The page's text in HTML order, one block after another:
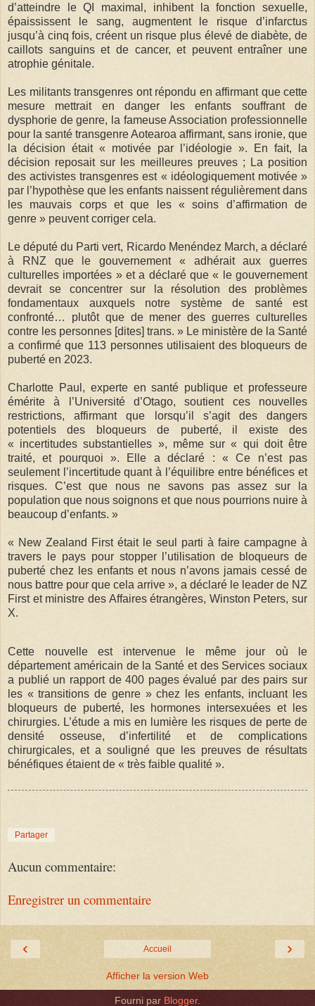
d’atteindre le QI maximal, inhibent la fonction sexuelle,
épaississent le sang, augmentent le risque d’infarctus
jusqu’à cinq fois, créent un risque plus élevé de diabète, de
caillots sanguins et de cancer, et peuvent entraîner une
atrophie génitale.
Les militants transgenres ont répondu en affirmant que cette
mesure mettrait en danger les enfants souffrant de
dysphorie de genre, la fameuse Association professionnelle
pour la santé transgenre Aotearoa affirmant, sans ironie, que
la décision était « motivée par l’idéologie ». En fait, la
décision reposait sur les meilleures preuves ; La position
des activistes transgenres est « idéologiquement motivée »
par l’hypothèse que les enfants naissent régulièrement dans
les mauvais corps et que les « soins d’affirmation de
genre » peuvent corriger cela.
Le député du Parti vert, Ricardo Menéndez March, a déclaré
à RNZ que le gouvernement « adhérait aux guerres
culturelles importées » et a déclaré que « le gouvernement
devrait se concentrer sur la résolution des problèmes
fondamentaux auxquels notre système de santé est
confronté… plutôt que de mener des guerres culturelles
contre les personnes [dites] trans. » Le ministère de la Santé
a confirmé que 113 personnes utilisaient des bloqueurs de
puberté en 2023.
Charlotte Paul, experte en santé publique et professeure
émérite à l’Université d’Otago, soutient ces nouvelles
restrictions, affirmant que lorsqu’il s’agit des dangers
potentiels des bloqueurs de puberté, il existe des
« incertitudes substantielles », même sur « qui doit être
traité, et pourquoi ». Elle a déclaré : « Ce n’est pas
seulement l’incertitude quant à l’équilibre entre bénéfices et
risques. C’est que nous ne savons pas assez sur la
population que nous soignons et que nous pourrions nuire à
beaucoup d’enfants. »
« New Zealand First était le seul parti à faire campagne à
travers le pays pour stopper l’utilisation de bloqueurs de
puberté chez les enfants et nous n’avons jamais cessé de
nous battre pour que cela arrive », a déclaré le leader de NZ
First et ministre des Affaires étrangères, Winston Peters, sur
X.
Cette nouvelle est intervenue le même jour où le
département américain de la Santé et des Services sociaux
a publié un rapport de 400 pages évalué par des pairs sur
les « transitions de genre » chez les enfants, incluant les
bloqueurs de puberté, les hormones intersexuées et les
chirurgies. L’étude a mis en lumière les risques de perte de
densité osseuse, d’infertilité et de complications
chirurgicales, et a souligné que les preuves de résultats
bénéfiques étaient de « très faible qualité ».
Partager
Aucun commentaire:
Enregistrer un commentaire
‹ ›
Accueil
Afficher la version Web
Fourni par Blogger.